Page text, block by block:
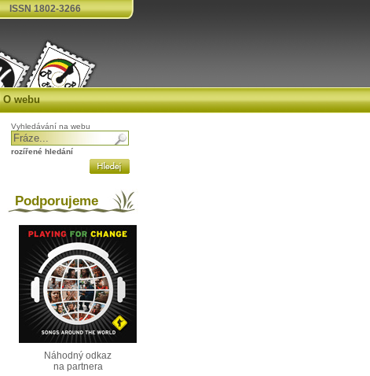
ISSN 1802-3266
O webu
Vyhledávání na webu
rozířené hledání
Podporujeme
Náhodný odkaz
na partnera